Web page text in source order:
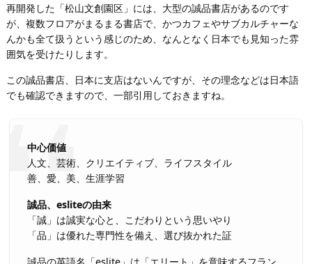
再開発した「松山文創園区」には、大型の誠品書店があるのです
が、複数フロアがまるまる書店で、かつカフェやサブカルチャーな
んかも全て扱うという感じのため、なんとなく日本でも見知った雰
囲気を受けたりします。
この誠品書店、日本に支店はないんですが、その理念などは日本語
でも確認できますので、一部引用しておきますね。
中心価値
人文、芸術、クリエイティブ、ライフスタイル
善、愛、美、生涯学習
誠品、esliteの由来
「誠」は誠実な心と、こだわりという思いやり
「品」は優れた専門性を備え、選び抜かれた証